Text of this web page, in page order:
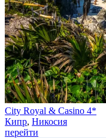
City Royal & Casino 4*
Кипр, Никосия
перейти